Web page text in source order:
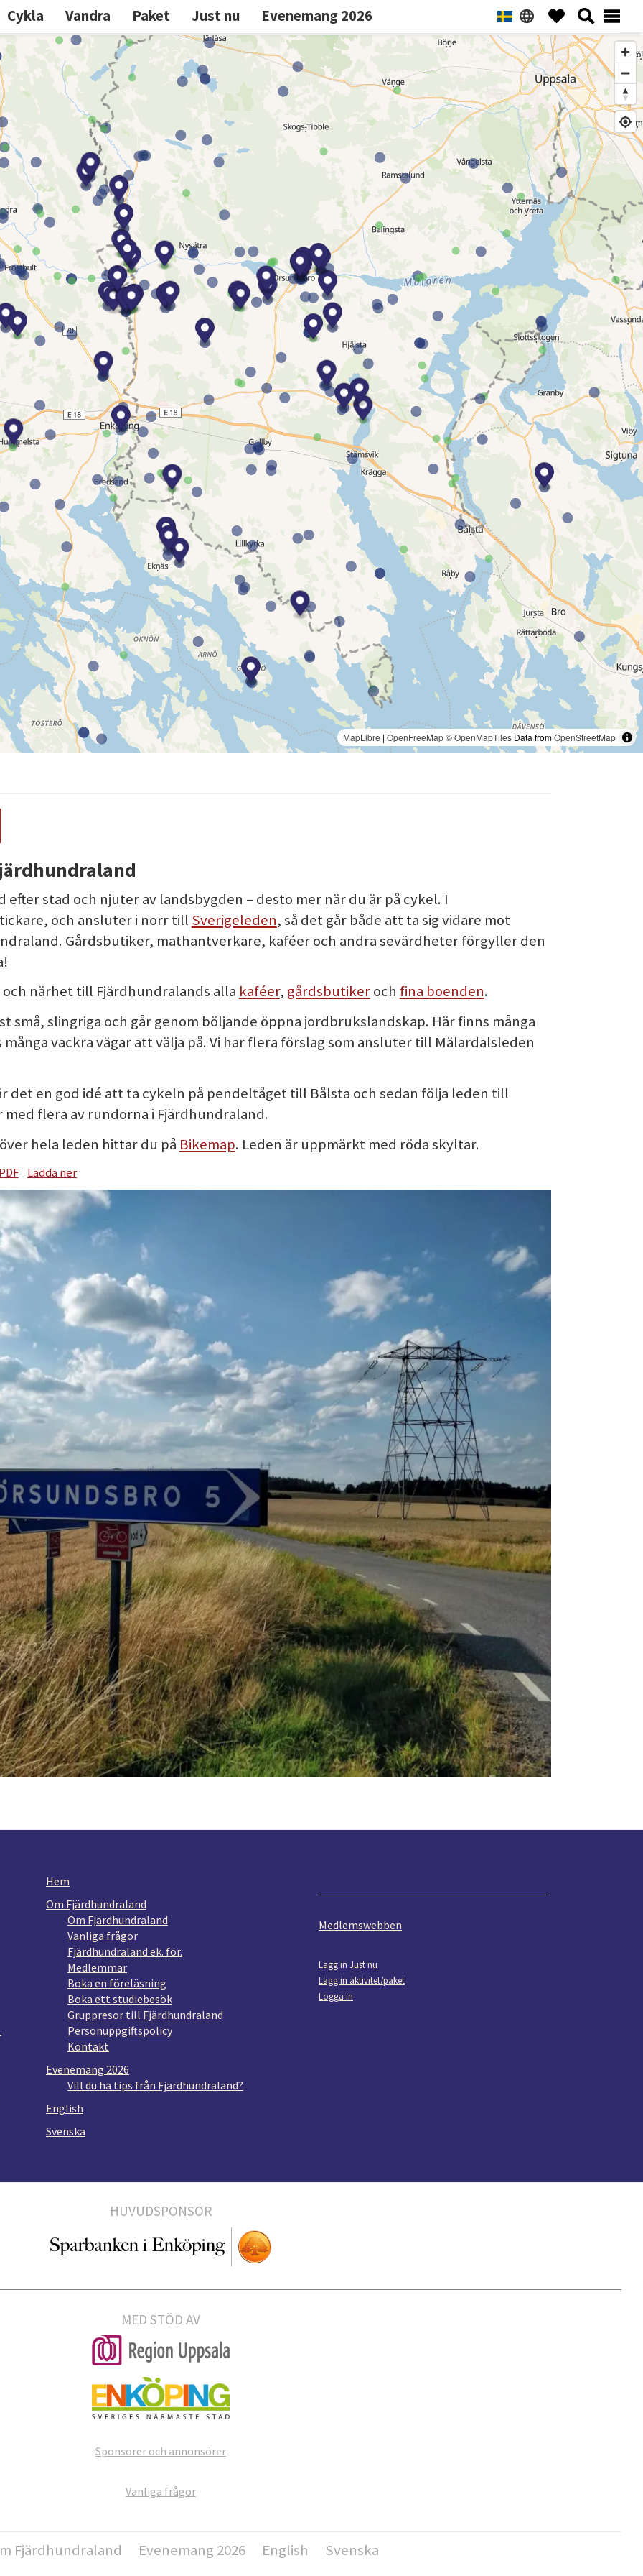
Cykla Vandra Paket Just nu Evenemang 2026
MapLibre | OpenFreeMap© OpenMapTiles Data fromOpenStreetMap
efter stad och njuter av landsbygden – desto mer när du är på cykel. I
och ansluter i norr till Sverigeleden, så det går både att ta sig vidare mot
Gårdsbutiker, mathantverkare, kaféer och andra sevärdheter förgyller den
närhet till Fjärdhundralands alla kaféer, gårdsbutikeroch fina boenden.
små, slingriga och går genom böljande öppna jordbrukslandskap. Här finns många
vackra vägar att välja på. Vi har flera förslag som ansluter till Mälardalsleden
det en god idé att ta cykeln på pendeltåget till Bålsta och sedan följa leden till
flera av rundorna i Fjärdhundraland.
hela leden hittar du på Bikemap. Leden är uppmärkt med röda skyltar.
Ladda ner
Hem
Om Fjärdhundraland
Om Fjärdhundraland
Vanliga frågor
Fjärdhundraland ek. för.
Medlemmar
Boka en föreläsning
Boka ett studiebesök
Gruppresor till Fjärdhundraland
Personuppgiftspolicy
Kontakt
Evenemang 2026
Vill du ha tips från Fjärdhundraland?
English
Svenska
Medlemswebben
Lägg in Just nu
Lägg in aktivitet/paket
Logga in
HUVUDSPONSOR
MED STÖD AV
Sponsorer och annonsörer
Vanliga frågor
Fjärdhundraland Evenemang 2026 English Svenska